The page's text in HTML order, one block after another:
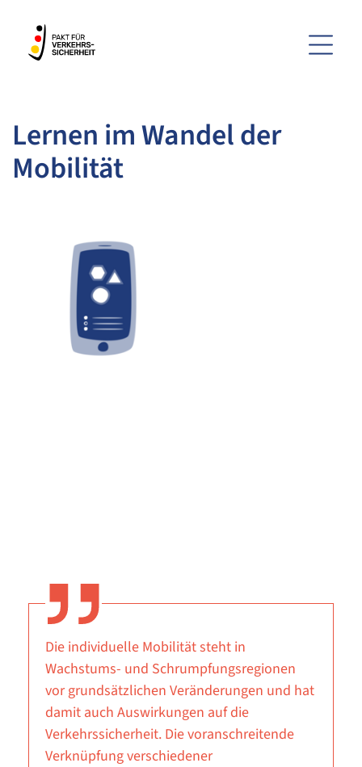
ZUM HAUPTINHALT SPRINGEN
ZUR SUCHE SPRINGEN
Menü
Lernen im Wandel der
Mobilität
Die individuelle Mobilität steht in
Wachstums- und Schrumpfungsregionen
vor grundsätzlichen Veränderungen und hat
damit auch Auswirkungen auf die
Verkehrssicherheit. Die voranschreitende
Verknüpfung verschiedener